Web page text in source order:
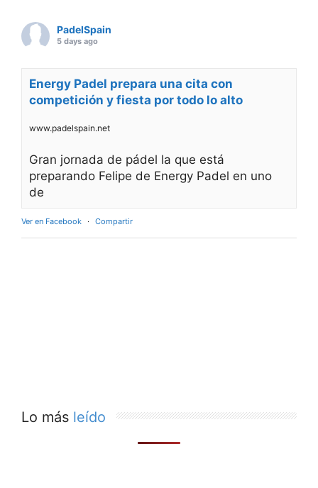
PadelSpain
5 days ago
Energy Padel prepara una cita con
competición y fiesta por todo lo alto
www.padelspain.net
Gran jornada de pádel la que está
preparando Felipe de Energy Padel en uno
de
Ver en Facebook · Compartir
Lo más leído